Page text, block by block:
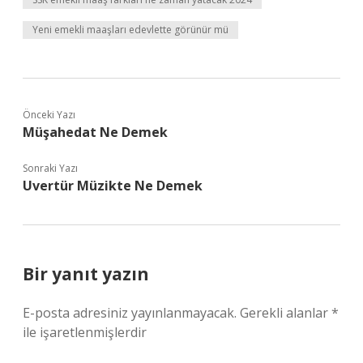
Yeni emekli maaşları edevlette görünür mü
Önceki Yazı
Müşahedat Ne Demek
Sonraki Yazı
Uvertür Müzikte Ne Demek
Bir yanıt yazın
E-posta adresiniz yayınlanmayacak. Gerekli alanlar*
ile işaretlenmişlerdir